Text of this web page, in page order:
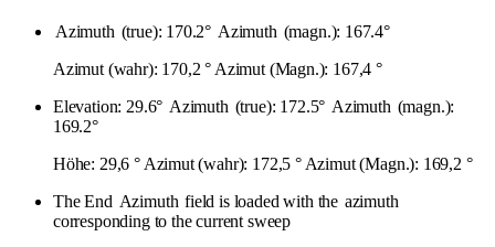
Azimuth (true): 170.2° Azimuth (magn.): 167.4°
Azimut (wahr): 170,2 ° Azimut (Magn.): 167,4 °
Elevation: 29.6° Azimuth (true): 172.5° Azimuth (magn.):
169.2°
Höhe: 29,6 ° Azimut (wahr): 172,5 ° Azimut (Magn.): 169,2 °
The End Azimuth field is loaded with the azimuth
corresponding to the current sweep